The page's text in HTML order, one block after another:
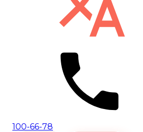
100-66-78